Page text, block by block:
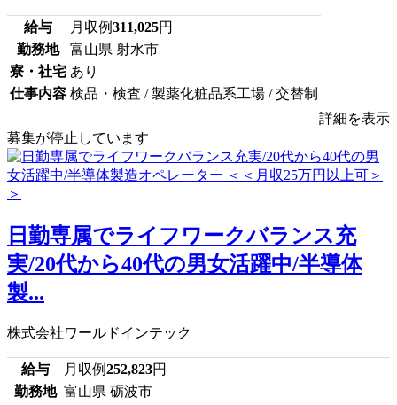
給与 月収例311,025円
勤務地
富山県 射水市
寮・社宅 あり
仕事内容 検品・検査 / 製薬化粧品系工場 / 交替制
詳細を表示
募集が停止しています
日勤専属でライフワークバランス充
実/20代から40代の男女活躍中/半導体
製...
株式会社ワールドインテック
給与 月収例252,823円
勤務地 富山県 砺波市